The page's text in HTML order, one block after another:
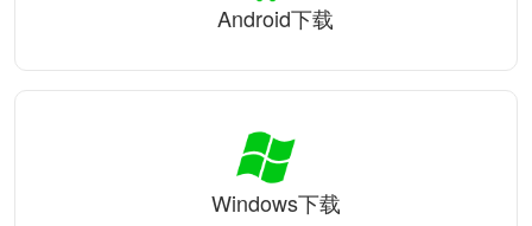
Android下载
Windows下载